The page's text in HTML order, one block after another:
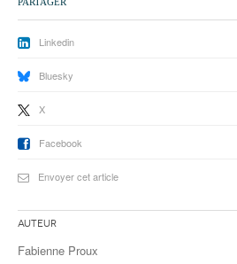
Linkedin
Bluesky
X
Facebook
Envoyer cet article
Auteur
Fabienne Proux